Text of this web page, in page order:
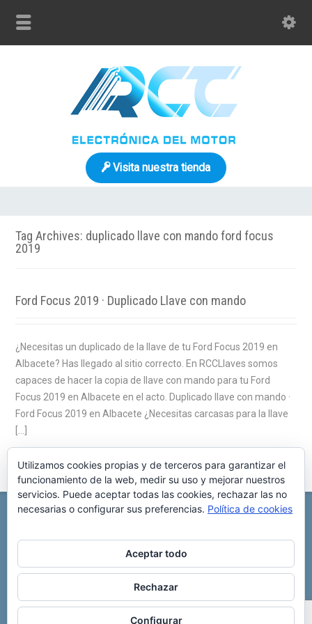
Visita nuestra tienda
Tag Archives: duplicado llave con mando ford focus
2019
Ford Focus 2019 · Duplicado Llave con mando
¿Necesitas un duplicado de la llave de tu Ford Focus 2019 en
Albacete? Has llegado al sitio correcto. En RCCLlaves somos
capaces de hacer la copia de llave con mando para tu Ford
Focus 2019 en Albacete en el acto. Duplicado llave con mando ·
Ford Focus 2019 en Albacete ¿Necesitas carcasas para la llave
REPARACIÓN CENTRALITA DE COCHE
C/ Virgen del pilar, 6 ,
Copyright © 2025 Reparación Centralita De Coche
Utilizamos cookies propias y de terceros para garantizar el
funcionamiento de la web, medir su uso y mejorar nuestros
servicios. Puede aceptar todas las cookies, rechazar las no
necesarias o configurar sus preferencias. Política de cookies
Aceptar todo
Rechazar
Configurar